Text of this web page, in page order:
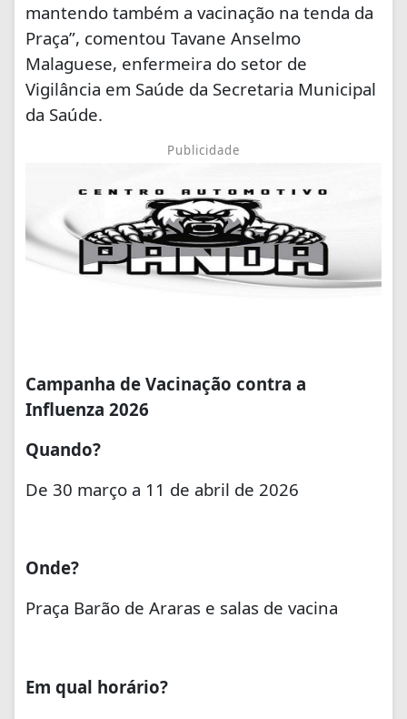
mantendo também a vacinação na tenda da
Praça”, comentou Tavane Anselmo
Malaguese, enfermeira do setor de
Vigilância em Saúde da Secretaria Municipal
da Saúde.
Publicidade
Campanha de Vacinação contra a
Influenza 2026
Quando?
De 30 março a 11 de abril de 2026
Onde?
Praça Barão de Araras e salas de vacina
Em qual horário?